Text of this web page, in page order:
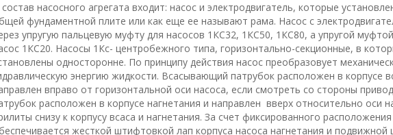
насосного агрегата входит: насос и электродвигатель, которые
фундаментной плите или как еще ее называют рама. Насос с
упругую пальцевую муфту для насосов 1КС32, 1КС50, 1КС80, а упругой
1КС20. Насосы 1Кс- центробежного типа, горизонтально-секционные, в
односторонне. По принципу действия насос преобразовует
энергию жидкости. Всасывающий патрубок расположен в корпусе
вправо от горизонтальной оси насоса, если смотреть со стороны
расположен в корпусе нагнетания и направлен вверх относительно оси
снизу к корпусу всаса и нагнетания. За счет фиксированного
жесткой штифтовкой лап корпуса насоса нагнетания и